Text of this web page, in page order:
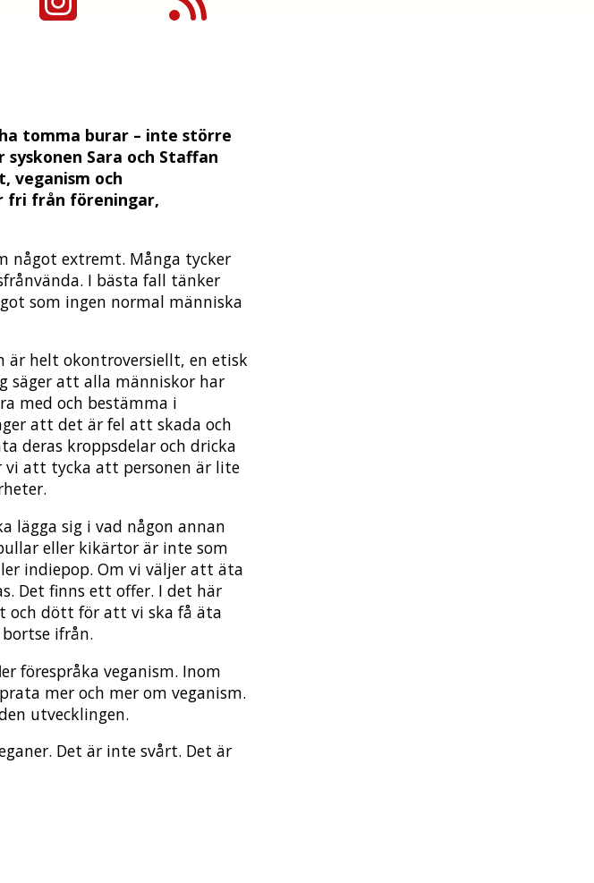
tomma burar – inte större
Sara och Staffan
veganism och
fri från föreningar,
något extremt. Många tycker
I bästa fall tänker
som ingen normal människa
är helt okontroversiellt, en etisk
säger att alla människor har
med och bestämma i
att det är fel att skada och
deras kroppsdelar och dricka
vi att tycka att personen är lite
lägga sig i vad någon annan
eller kikärtor är inte som
indiepop. Om vi väljer att äta
Det finns ett offer. I det här
och dött för att vi ska få äta
ifrån.
förespråka veganism. Inom
mer och mer om veganism.
utvecklingen.
Det är inte svårt. Det är